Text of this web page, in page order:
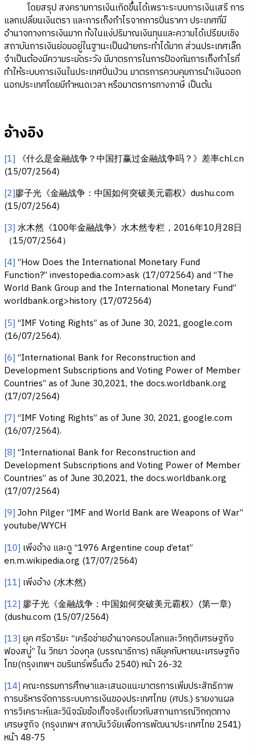
โดยสรุป สงครามการเงินเกิดขึ้นได้เพราะระบบการเงินเสรี การ
แลกเปลี่ยนเงินตรา และการเก็งกำไรจากการปั่นราคา ประเทศที่มี
อำนาจทางการเงินมาก ทั้งในแง่ปริมาณเงินทุนและความได้เปรียบเชิง
สถาบันการเงินย่อมอยู่ในฐานะเป็นฝ่ายกระทำได้มาก ส่วนประเทศเล็ก
จำเป็นต้องมีความระมัดระวัง มีมาตรการในการป้องกันการเก็งกำไรที่
ทำให้ระบบการเงินในประเทศปั่นป่วน มาตรการควบคุมการนำเงินออก
นอกประเทศโดยมีกำหนดเวลา หรือมาตรการทางภาษี เป็นต้น
อ้างอิง
[1] 《什么是金融战争？中国打赢过金融战争吗？》差率chl.cn
(15/07/2564)
[2]廖子光《金融战争：中国如何突破美元霸权》dushu.com
(15/07/2564)
[3] 水木然《100年金融战争》水木然专栏，2016年10月28日
（15/07/2564）
[4] “How Does the International Monetary Fund
Function?” investopedia.com>ask (17/072564) and “The
World Bank Group and the International Monetary Fund”
worldbank.org>history (17/072564)
[5] “IMF Voting Rights” as of June 30, 2021, google.com
(16/07/2564).
[6] “International Bank for Reconstruction and
Development Subscriptions and Voting Power of Member
Countries” as of June 30,2021, the docs.worldbank.org
(17/07/2564)
[7] “IMF Voting Rights” as of June 30, 2021, google.com
(16/07/2564).
[8] “International Bank for Reconstruction and
Development Subscriptions and Voting Power of Member
Countries” as of June 30,2021, the docs.worldbank.org
(17/07/2564)
[9] John Pilger “IMF and World Bank are Weapons of War”
youtube/WYCH
[10] เพิ่งอ้าง และดู “1976 Argentine coup d’etat”
en.m.wikipedia.org (17/07/2564)
[11] เพิ่งอ้าง (水木然)
[12] 廖子光《金融战争：中国如何突破美元霸权》(第一章)
(dushu.com (15/07/2564)
[13] ยุค ศรีอาริยะ “เครือข่ายอำนาจครอบโลกและวิกฤติเศรษฐกิจ
ฟองสบู่” ใน วิทยา ว่องกุล (บรรณาธิการ) กลียุคกับหายนะเศรษฐกิจ
ไทย(กรุงเทพฯ อมรินทร์พริ้นติ้ง 2540) หน้า 26-32
[14] คณะกรรมการศึกษาและเสนอแนะมาตรการเพิ่มประสิทธิภาพ
การบริหารจัดการระบบการเงินของประเทศไทย (ศปร.) รายงานผล
การวิเคราะห์และวินิจฉัยข้อเท็จจริงเกี่ยวกับสถานการณ์วิกฤตทาง
เศรษฐกิจ (กรุงเทพฯ สถาบันวิจัยเพื่อการพัฒนาประเทศไทย 2541)
หน้า 48-75